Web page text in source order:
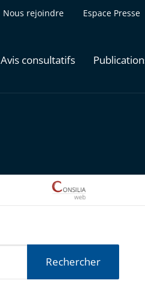
Nous rejoindre Espace Presse
Avis consultatifs
Rechercher